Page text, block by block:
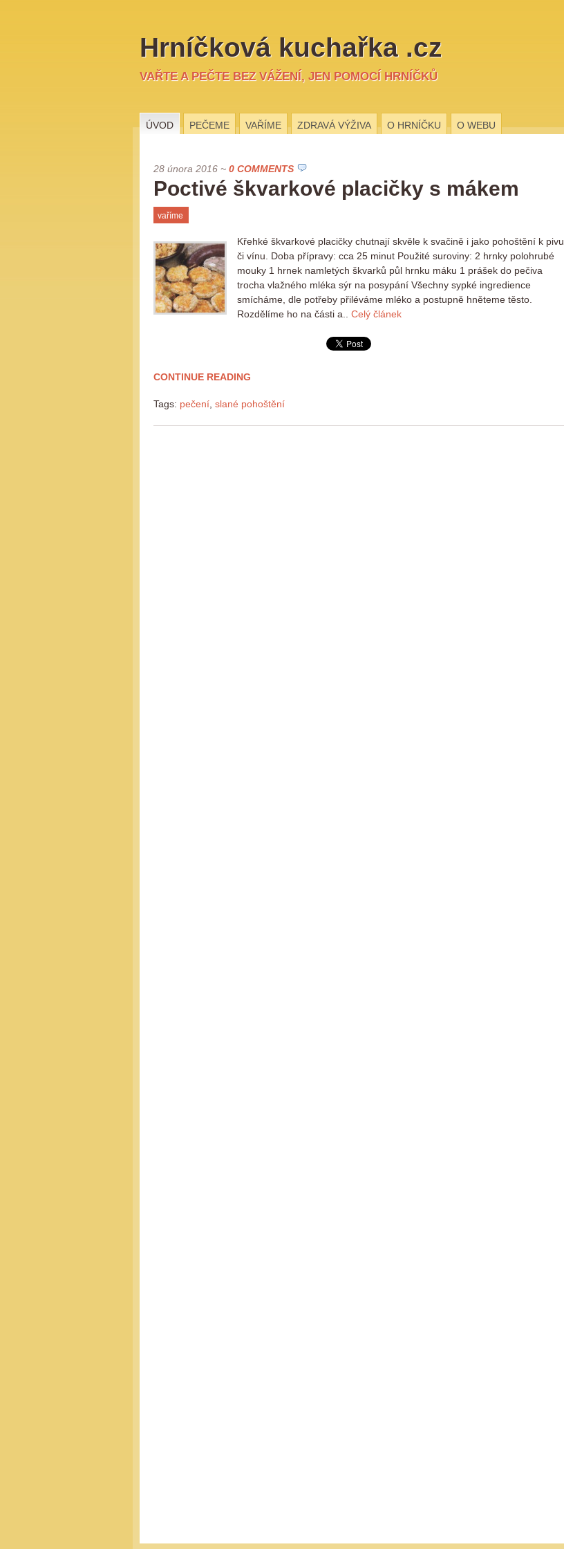
Hrníčková kuchařka .cz
VAŘTE A PEČTE BEZ VÁŽENÍ, JEN POMOCÍ HRNÍČKŮ
ÚVOD PEČEME VAŘÍME ZDRAVÁ VÝŽIVA O HRNÍČKU O WEBU
28 února 2016 ~ 0 COMMENTS
Poctivé škvarkové placičky s mákem
vaříme
Křehké škvarkové placičky chutnají skvěle k svačině i jako pohoštění k pivu
či vínu. Doba přípravy: cca 25 minut Použité suroviny: 2 hrnky polohrubé
mouky 1 hrnek namletých škvarků půl hrnku máku 1 prášek do pečiva
trocha vlažného mléka sýr na posypání Všechny sypké ingredience
smícháme, dle potřeby přiléváme mléko a postupně hněteme těsto.
Rozdělíme ho na části a.. Celý článek
CONTINUE READING
Tags: pečení slané pohoštění